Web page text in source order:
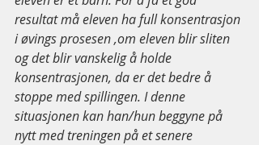
resultat må eleven ha full konsentrasjon
i øvings prosesen ,om eleven blir sliten
og det blir vanskelig å holde
konsentrasjonen, da er det bedre å
stoppe med spillingen. I denne
situasjonen kan han/hun beggyne på
nytt med treningen på et senere